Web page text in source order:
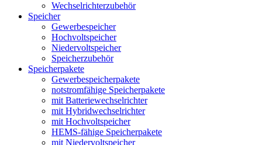
Wechselrichterzubehör
Speicher
Gewerbespeicher
Hochvoltspeicher
Niedervoltspeicher
Speicherzubehör
Speicherpakete
Gewerbespeicherpakete
notstromfähige Speicherpakete
mit Batteriewechselrichter
mit Hybridwechselrichter
mit Hochvoltspeicher
HEMS-fähige Speicherpakete
mit Niedervoltspeicher